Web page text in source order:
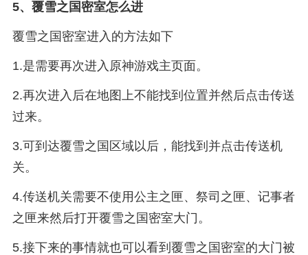
5、 覆雪之国密室怎么进
覆雪之国密室进入的方法如下
1.是需要再次进入原神游戏主页面。
2.再次进入后在地图上不能找到位置并然后点击传送
过来。
3.可到达覆雪之国区域以后，能找到并点击传送机
关。
4.传送机关需要不使用公主之匣、祭司之匣、记事者
之匣来然后打开覆雪之国密室大门。
5.接下来的事情就也可以看到覆雪之国密室的大门被